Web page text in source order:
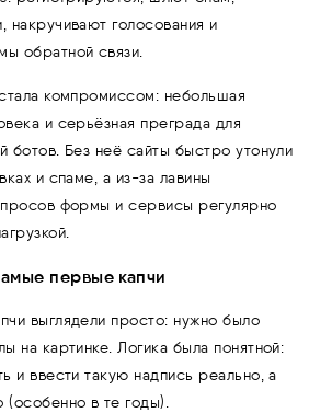
накручивают голосования и
обратной связи.
компромиссом: небольшая
и серьёзная преграда для
ботов. Без неё сайты быстро утонули
и спаме, а из-за лавины
формы и сервисы регулярно
первые капчи
выглядели просто: нужно было
на картинке. Логика была понятной:
и ввести такую надпись реально, а
(особенно в те годы).